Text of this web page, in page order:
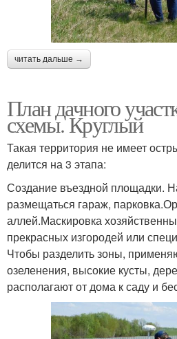
читать дальше →
План дачного
схемы. Круглый
Такая территория не имеет
делится на 3 этапа:
Создание въездной площадки.
размещаться гараж,
аллей.Маскировка
прекрасных изгородей или
Чтобы разделить зоны,
озеленения, высокие кусты,
располагают от дома к саду и